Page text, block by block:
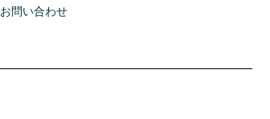
お問い合わせ